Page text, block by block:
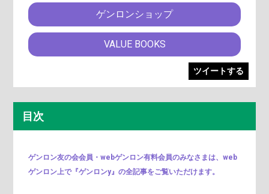
ゲンロンショップ
VALUE BOOKS
ツイートする
目次
ゲンロン友の会会員・webゲンロン有料会員のみなさまは、web
ゲンロン上で『ゲンロンy』の全記事をご覧いただけます。